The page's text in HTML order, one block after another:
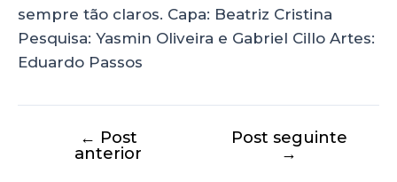
sempre tão claros. Capa: Beatriz Cristina
Pesquisa: Yasmin Oliveira e Gabriel Cillo Artes:
Eduardo Passos
← Post
anterior
Post seguinte
→